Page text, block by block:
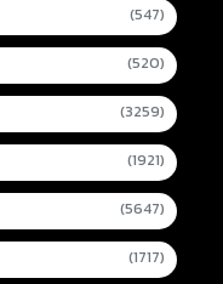
(547)
(520)
(3259)
(1921)
(5647)
(1717)